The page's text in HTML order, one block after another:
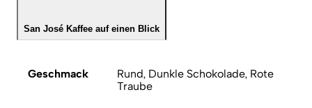
San José Kaffee auf einen Blick
Geschmack
Rund, Dunkle Schokolade, Rote
Traube